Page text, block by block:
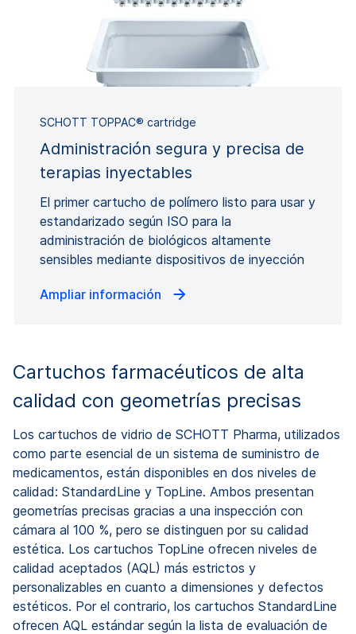
SCHOTT TOPPAC® cartridge
Administración segura y precisa de
terapias inyectables
El primer cartucho de polímero listo para usar y
estandarizado según ISO para la
administración de biológicos altamente
sensibles mediante dispositivos de inyección
Ampliar información
Cartuchos farmacéuticos de alta
calidad con geometrías precisas
Los cartuchos de vidrio de SCHOTT Pharma, utilizados
como parte esencial de un sistema de suministro de
medicamentos, están disponibles en dos niveles de
calidad: StandardLine y TopLine. Ambos presentan
geometrías precisas gracias a una inspección con
cámara al 100 %, pero se distinguen por su calidad
estética. Los cartuchos TopLine ofrecen niveles de
calidad aceptados (AQL) más estrictos y
personalizables en cuanto a dimensiones y defectos
estéticos. Por el contrario, los cartuchos StandardLine
ofrecen AQL estándar según la lista de evaluación de